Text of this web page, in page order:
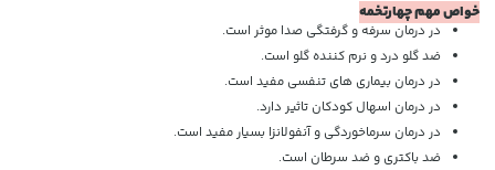
خواص مهم چهارتخمه
در درمان سرفه و گرفتگی صدا موثر است.
ضد گلو درد و نرم کننده گلو است.
در درمان بیماری های تنفسی مفید است.
در درمان اسهال کودکان تاثیر دارد.
در درمان سرماخوردگی و آنفولانزا بسیار مفید است.
ضد باکتری و ضد سرطان است.